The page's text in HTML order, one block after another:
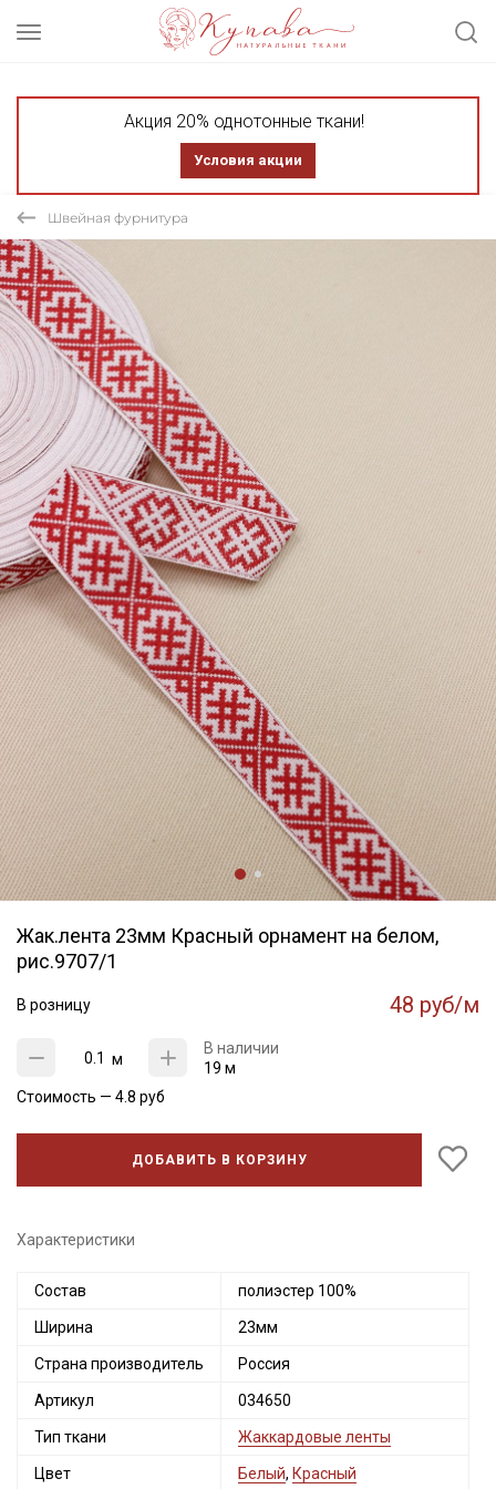
Акция 20% однотонные ткани!
Условия акции
Швейная фурнитура
Жак.лента 23мм Красный орнамент на белом,
рис.9707/1
В розницу 48 руб/м
м
В наличии
19 м
Стоимость — 4.8 руб
ДОБАВИТЬ В КОРЗИНУ
Характеристики
Состав полиэстер 100%
Ширина 23мм
Страна производитель Россия
Артикул 034650
Тип ткани Жаккардовые ленты
Цвет Белый, Красный